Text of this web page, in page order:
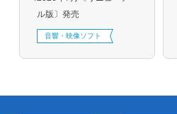
ル版〕発売
音響・映像ソフト